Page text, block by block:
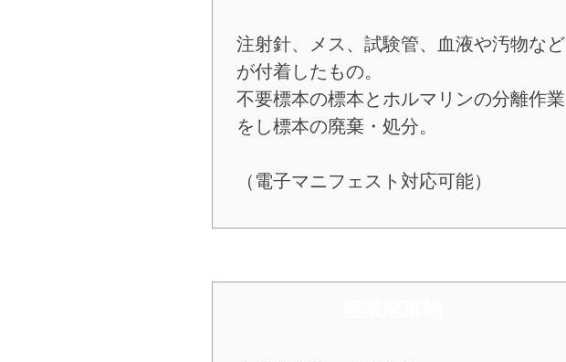
注射針、メス、試験管、血液や汚物など
が付着したもの。
不要標本の標本とホルマリンの分離作業
をし標本の廃棄・処分。
（電子マニフェスト対応可能）